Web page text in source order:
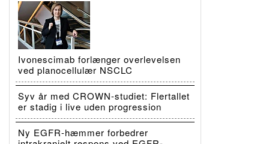
Ivonescimab forlænger overlevelsen
ved planocellulær NSCLC
Syv år med CROWN-studiet: Flertallet
er stadig i live uden progression
Ny EGFR-hæmmer forbedrer